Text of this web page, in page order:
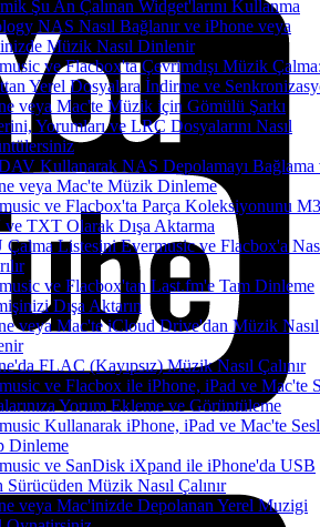
Şu An Çalınan Widget'larını Kullanma
NAS Nasıl Bağlanır ve iPhone veya
Müzik Nasıl Dinlenir
ve Flacbox'ta Çevrimdışı Müzik
Yerel Dosyalara İndirme ve
veya Mac'te Müzik için Gömülü Şarkı
Yorumları ve LRC Dosyalarını Nasıl
Kullanarak NAS Depolamayı Bağlama
veya Mac'te Müzik Dinleme
ve Flacbox'ta Parça Koleksiyonunu
TXT Olarak Dışa Aktarma
Çalma Listesini Evermusic ve Flacbox'a
ve Flacbox'tan Last.fm'e Tam Dinleme
Dışa Aktarın
veya Mac'te iCloud Drive'dan Müzik Nasıl
FLAC (Kayıpsız) Müzik Nasıl Çalınır
ve Flacbox ile iPhone, iPad ve Mac'te
Yorum Ekleme ve Görüntüleme
Kullanarak iPhone, iPad ve Mac'te
Dinleme
ve SanDisk iXpand ile iPhone'da USB
Sürücüden Müzik Nasıl Çalınır
veya Mac'inizde Depolanan Yerel Muzigi